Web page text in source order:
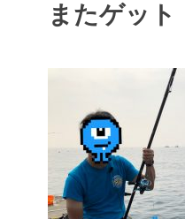
またゲット